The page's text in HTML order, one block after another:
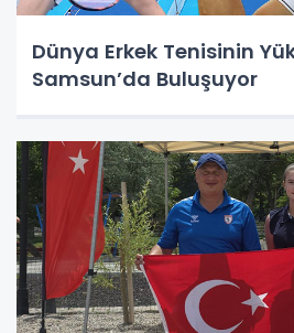
Dünya Erkek Tenisinin
Samsun’da Buluşuyor